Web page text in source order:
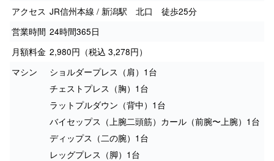
アクセス JR信州本線 / 新潟駅 北口 徒歩25分
営業時間 24時間365日
月額料金 2,980円（税込 3,278円）
マシン
ショルダープレス（肩）1台
チェストプレス（胸）1台
ラットプルダウン（背中）1台
バイセップス（上腕二頭筋）カール（前腕〜上腕）1台
ディップス（二の腕）1台
レッグプレス（脚）1台